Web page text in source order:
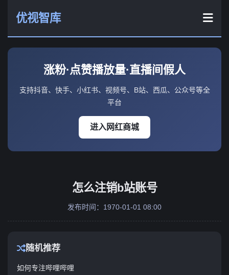
优视智库
涨粉·点赞播放量·直播间假人
支持抖音、快手、小红书、视频号、B站、西瓜、公众号等全
平台
进入网红商城
怎么注销b站账号
发布时间：1970-01-01 08:00
随机推荐
如何专注哔哩哔哩